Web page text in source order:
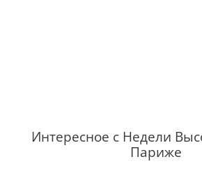
Интересное с Недели
Париже